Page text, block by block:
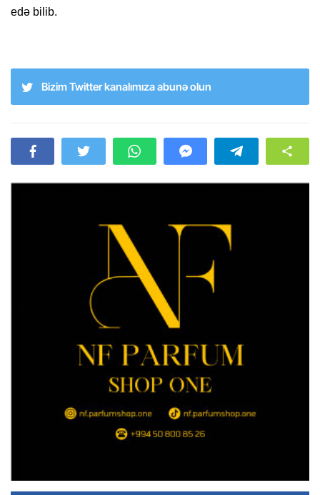
edə bilib.
Bizim Twitter kanalımıza abunə olun